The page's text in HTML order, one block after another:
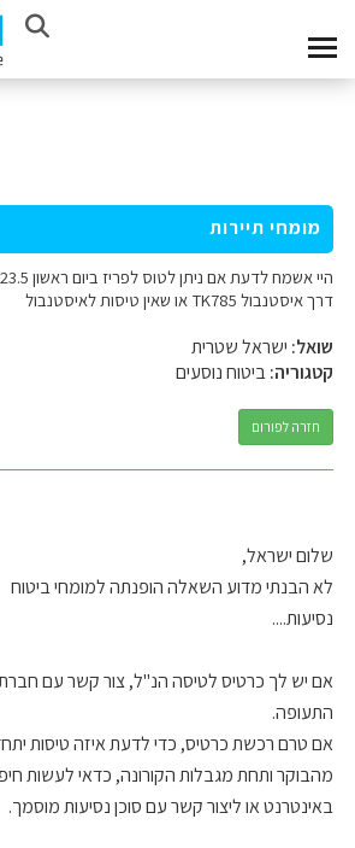
מומחי תיירות
היי אשמח לדעת אם ניתן לטוס לפריז ביום ראשון 23.5
דרך איסטנבול TK785 או שאין טיסות לאיסטנבול
שואל: ישראל שטרית
קטגוריה:ביטוח נוסעים
חזרה לפורום
שלום ישראל,
לא הבנתי מדוע השאלה הופנתה למומחי ביטוח
נסיעות....
אם יש לך כרטיס לטיסה הנ"ל, צור קשר עם
התעופה.
אם טרם רכשת כרטיס, כדי לדעת איזה טיסות
מהבוקר ותחת מגבלות הקורונה, כדאי לעשות
באינטרנט או ליצור קשר עם סוכן נסיעות מוסמך.